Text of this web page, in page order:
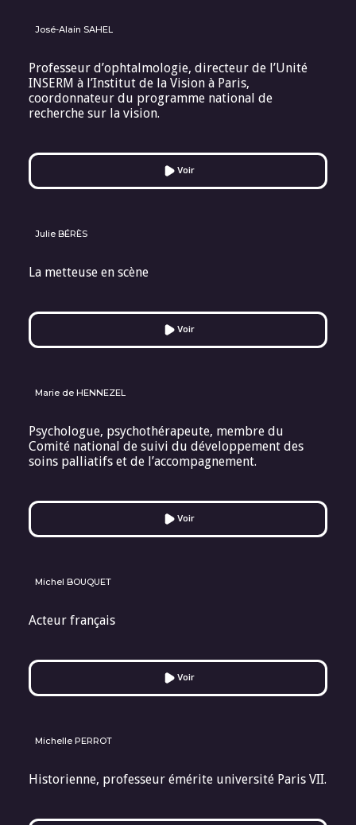
José-Alain SAHEL
Professeur d’ophtalmologie, directeur de l’Unité
INSERM à l’Institut de la Vision à Paris,
coordonnateur du programme national de
recherche sur la vision.
Voir
Julie BÉRÈS
La metteuse en scène
Voir
Marie de HENNEZEL
Psychologue, psychothérapeute, membre du
Comité national de suivi du développement des
soins palliatifs et de l’accompagnement.
Voir
Michel BOUQUET
Acteur français
Voir
Michelle PERROT
Historienne, professeur émérite université Paris VII.